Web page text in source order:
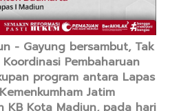
- Gayung bersambut, Tak
Pembaharuan
program antara Lapas
Jatim
KB Kota Madiun, pada hari